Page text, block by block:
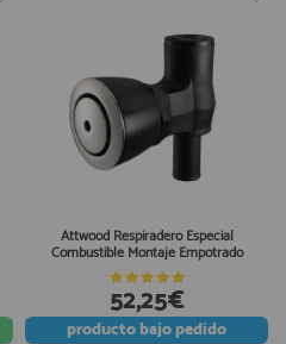
Attwood Respiradero Especial
Combustible Montaje Empotrado
52,25€
productobajo pedido